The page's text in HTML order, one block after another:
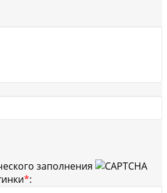
заполнения
*: